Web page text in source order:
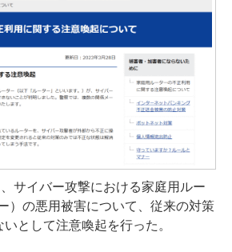
サイバー攻撃における家庭用ルー
）の悪用被害について、従来の対策
として注意喚起を行った。